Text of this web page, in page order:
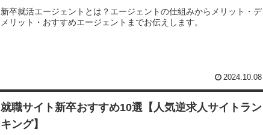
新卒就活エージェントとは？エージェントの仕組みからメリット・デ
メリット・おすすめエージェントまでお伝えします。
2024.10.08
就職サイト新卒おすすめ10選【人気逆求人サイトラン
キング】